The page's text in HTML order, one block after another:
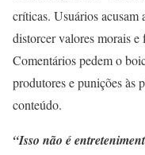
críticas. Usuários acusam
distorcer valores morais e
Comentários pedem o
produtores e punições às
conteúdo.
“Isso não é